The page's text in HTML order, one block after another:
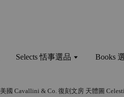
Selects 恬事選品 Books
美國 Cavallini & Co. 復刻文房 天體圖